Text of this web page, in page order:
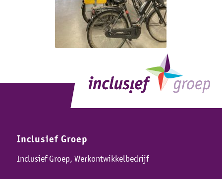
Inclusief Groep
Inclusief Groep, Werkontwikkelbedrijf